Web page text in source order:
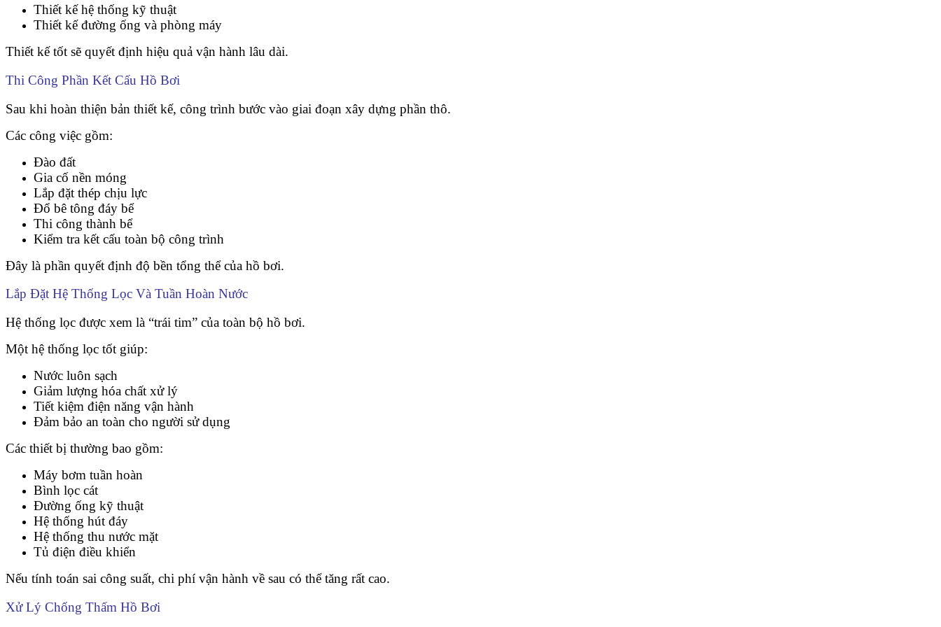
Thiết kế hệ thống kỹ thuật
Thiết kế đường ống và phòng máy
Thiết kế tốt sẽ quyết định hiệu quả vận hành lâu dài.
Thi Công Phần Kết Cấu Hồ Bơi
Sau khi hoàn thiện bản thiết kế, công trình bước vào giai đoạn xây dựng phần thô.
Các công việc gồm:
Đào đất
Gia cố nền móng
Lắp đặt thép chịu lực
Đổ bê tông đáy bể
Thi công thành bể
Kiểm tra kết cấu toàn bộ công trình
Đây là phần quyết định độ bền tổng thể của hồ bơi.
Lắp Đặt Hệ Thống Lọc Và Tuần Hoàn Nước
Hệ thống lọc được xem là “trái tim” của toàn bộ hồ bơi.
Một hệ thống lọc tốt giúp:
Nước luôn sạch
Giảm lượng hóa chất xử lý
Tiết kiệm điện năng vận hành
Đảm bảo an toàn cho người sử dụng
Các thiết bị thường bao gồm:
Máy bơm tuần hoàn
Bình lọc cát
Đường ống kỹ thuật
Hệ thống hút đáy
Hệ thống thu nước mặt
Tủ điện điều khiển
Nếu tính toán sai công suất, chi phí vận hành về sau có thể tăng rất cao.
Xử Lý Chống Thấm Hồ Bơi